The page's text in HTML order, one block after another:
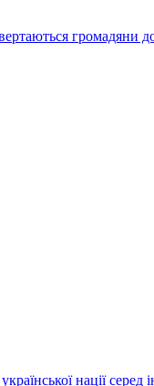
громадяни
нації серед